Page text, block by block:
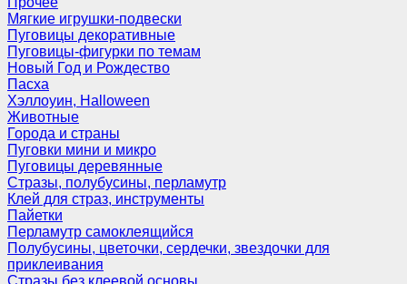
Мягкие игрушки-подвески
Пуговицы декоративные
Пуговицы-фигурки по темам
Новый Год и Рождество
Пасха
Хэллоуин, Halloween
Животные
Города и страны
Пуговки мини и микро
Пуговицы деревянные
Стразы, полубусины, перламутр
Клей для страз, инструменты
Пайетки
Перламутр самоклеящийся
Полубусины, цветочки, сердечки, звездочки для
приклеивания
Стразы без клеевой основы